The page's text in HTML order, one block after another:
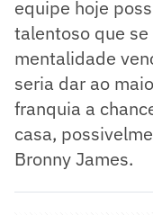
equipe hoje
talentoso que
mentalidade
seria dar ao
franquia a
casa,
Bronny James.